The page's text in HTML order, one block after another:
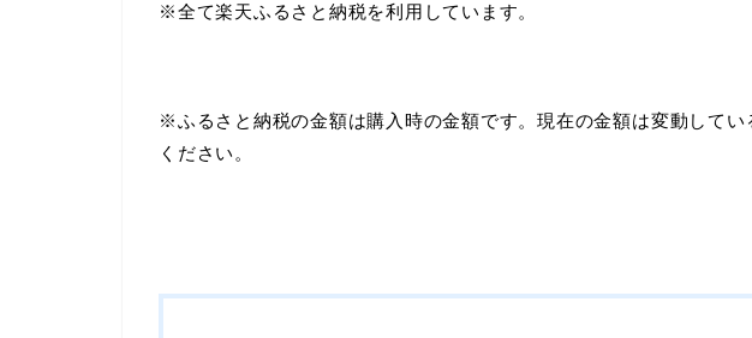
※全て楽天ふるさと納税を利用しています。
※ふるさと納税の金額は購入時の金額です。現在の金額は変動して
ください。